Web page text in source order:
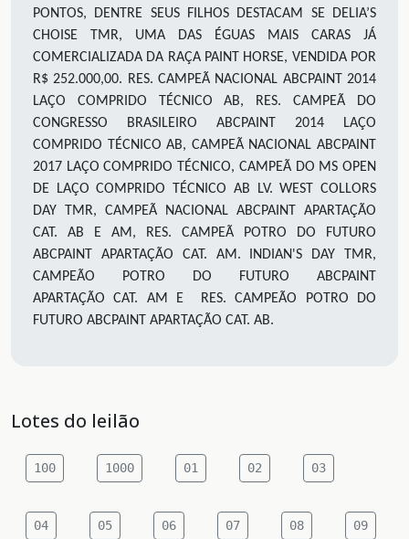
PONTOS, DENTRE SEUS FILHOS DESTACAM SE DELIA’S
CHOISE TMR, UMA DAS ÉGUAS MAIS CARAS JÁ
COMERCIALIZADA DA RAÇA PAINT HORSE, VENDIDA POR
R$ 252.000,00. RES. CAMPEÃ NACIONAL ABCPAINT 2014
LAÇO COMPRIDO TÉCNICO AB, RES. CAMPEÃ DO
CONGRESSO BRASILEIRO ABCPAINT 2014 LAÇO
COMPRIDO TÉCNICO AB, CAMPEÃ NACIONAL ABCPAINT
2017 LAÇO COMPRIDO TÉCNICO, CAMPEÃ DO MS OPEN
DE LAÇO COMPRIDO TÉCNICO AB LV.WEST COLLORS
DAY TMR, CAMPEÃ NACIONAL ABCPAINT APARTAÇÃO
CAT. AB E AM, RES. CAMPEÃ POTRO DO FUTURO
ABCPAINT APARTAÇÃO CAT. AM. INDIAN'S DAY TMR,
CAMPEÃO POTRO DO FUTURO ABCPAINT
APARTAÇÃO
CAT. AM E RES. CAMPEÃO POTRO DO
FUTURO ABCPAINT APARTAÇÃO CAT. AB.
Lotes do leilão
100 1000 01 02 03
04 05 06 07 08 09